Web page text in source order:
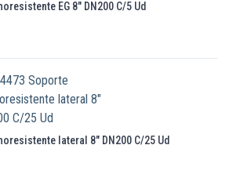
EG 8″ DN200 C/5 Ud
lateral 8″ DN200 C/25 Ud